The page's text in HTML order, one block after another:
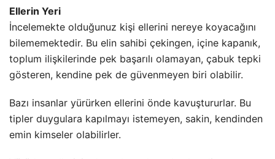
Ellerin Yeri
İncelemekte olduğunuz kişi ellerini nereye koyacağını
bilememektedir. Bu elin sahibi çekingen, içine kapanık,
toplum ilişkilerinde pek başarılı olamayan, çabuk tepki
gösteren, kendine pek de güvenmeyen biri olabilir.
Bazı insanlar yürürken ellerini önde kavuştururlar. Bu
tipler duygulara kapılmayı istemeyen, sakin, kendinden
emin kimseler olabilirler.